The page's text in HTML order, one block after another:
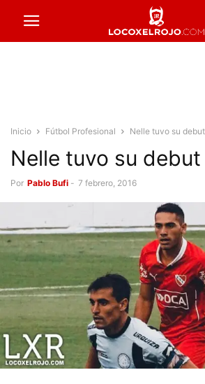
Inicio Fútbol Profesional Nelle tuvo su debut
Nelle tuvo su debut
Por Pablo Bufi - 7 febrero, 2016